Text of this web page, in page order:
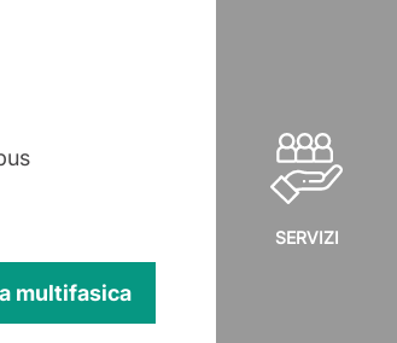
SERVIZI
multifasica